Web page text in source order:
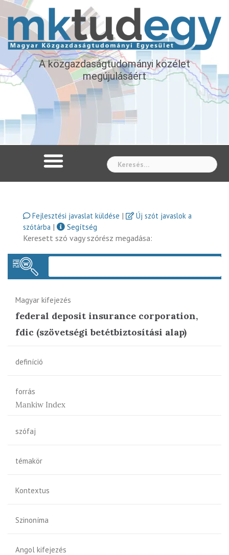
A közgazdaságtudományi közélet
megújulásáért
Fejlesztési javaslat küldése |
Új szót javaslok a
szótárba |
Segítség
Keresett szó vagy szórész megadása:
Magyar kifejezés
federal deposit insurance corporation,
fdic (szövetségi betétbiztosítási alap)
definíció
forrás
Mankiw Index
szófaj
témakör
Kontextus
Szinoníma
Angol kifejezés